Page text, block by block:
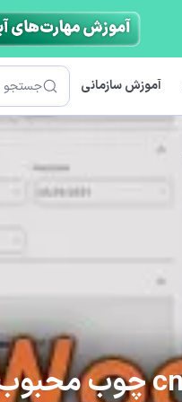
آموزش سازمانی جستجو